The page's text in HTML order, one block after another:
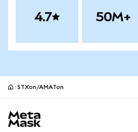
4.7 50M+
STXon/AMATon